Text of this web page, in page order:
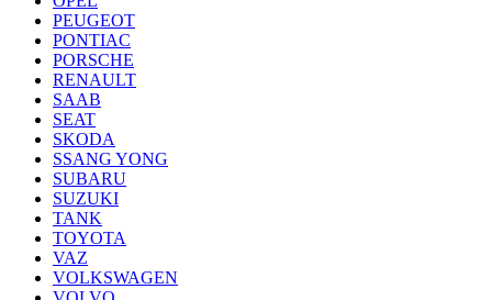
PEUGEOT
PONTIAC
PORSCHE
RENAULT
SAAB
SEAT
SKODA
SSANG YONG
SUBARU
SUZUKI
TANK
TOYOTA
VAZ
VOLKSWAGEN